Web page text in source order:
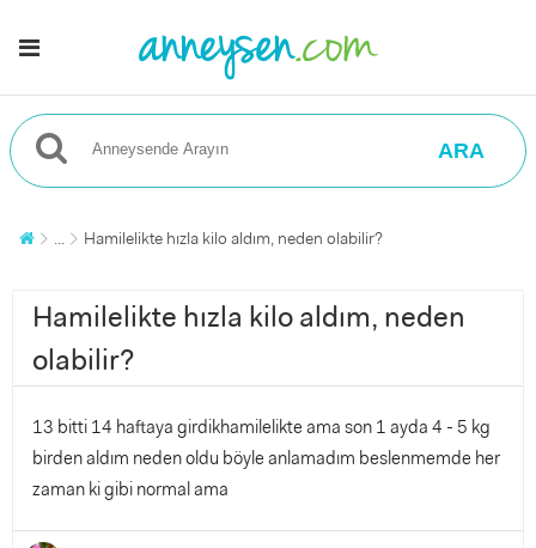
ARA
... Hamilelikte hızla kilo aldım, neden olabilir?
Hamilelikte hızla kilo aldım, neden
olabilir?
13 bitti 14 haftaya girdikhamilelikte ama son 1 ayda 4 - 5 kg
birden aldım neden oldu böyle anlamadım beslenmemde her
zaman ki gibi normal ama